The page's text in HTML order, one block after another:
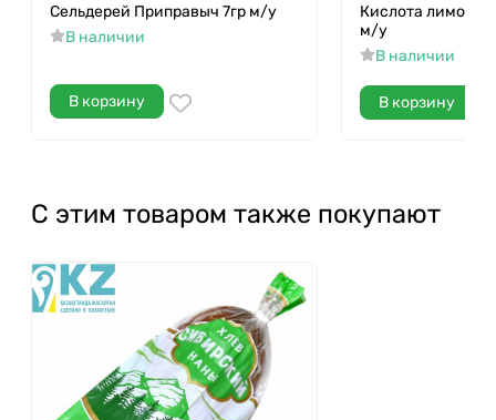
Сельдерей Приправыч 7гр м/у
В наличии
В корзину
Кислота
м/у
В наличии
В корзину
С этим товаром также покупают